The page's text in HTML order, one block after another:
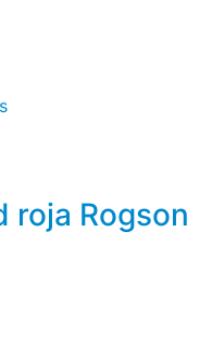
roja Rogson